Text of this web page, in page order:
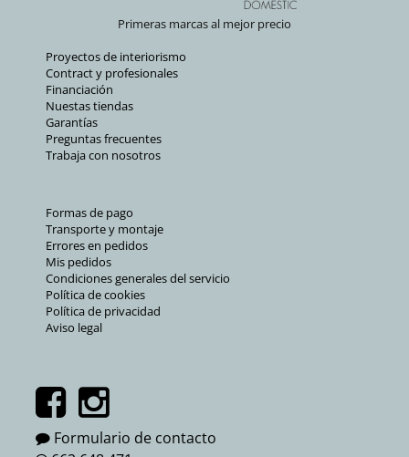
Primeras marcas al mejor precio
Proyectos de interiorismo
Contract y profesionales
Financiación
Nuestas tiendas
Garantías
Preguntas frecuentes
Trabaja con nosotros
Formas de pago
Transporte y montaje
Errores en pedidos
Mis pedidos
Condiciones generales del servicio
Política de cookies
Política de privacidad
Aviso legal
Formulario de contacto